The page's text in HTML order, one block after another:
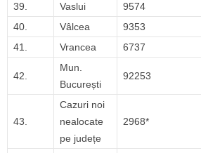
39.
Vaslui 9574
40.
Vâlcea 9353
41.
Vrancea 6737
42.
Mun.
București
92253
43.
Cazuri noi
nealocate
pe județe
2968*